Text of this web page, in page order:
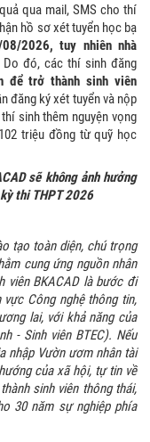
qua mail, SMS cho thí
hồ sơ xét tuyển học bạ
2026, tuy nhiên nhà
Do đó, các thí sinh đăng
để trở thành sinh viên
đăng ký xét tuyển và nộp
sinh thêm nguyện vọng
triệu đồng từ quỹ học
sẽ không ảnh hưởng
thi THPT 2026
tạo toàn diện, chú trọng
cung ứng nguồn nhân
viên BKACAD là bước đi
Công nghệ thông tin,
lai, với khả năng của
- Sinh viên BTEC). Nếu
nhập Vườn ươm nhân tài
của xã hội, tự tin về
sinh viên thông thái,
30 năm sự nghiệp phía